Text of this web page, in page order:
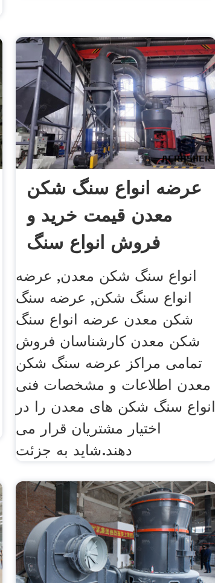
عرضه انواع سنگ شکن
معدن قیمت خرید و
فروش انواع سنگ
شکن
انواع سنگ شکن معدن, عرضه
انواع سنگ شکن, عرضه سنگ
شکن معدن عرضه انواع سنگ
شکن معدن کارشناسان فروش
تمامی مراکز عرضه سنگ شکن
معدن اطلاعات و مشخصات فنی
انواع سنگ شکن های معدن را در
اختیار مشتریان قرار می
دهند.شاید به جزئت